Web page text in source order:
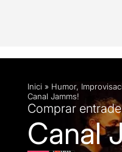
Inici » Humor,
Canal Jamms!
Comprar
Canal